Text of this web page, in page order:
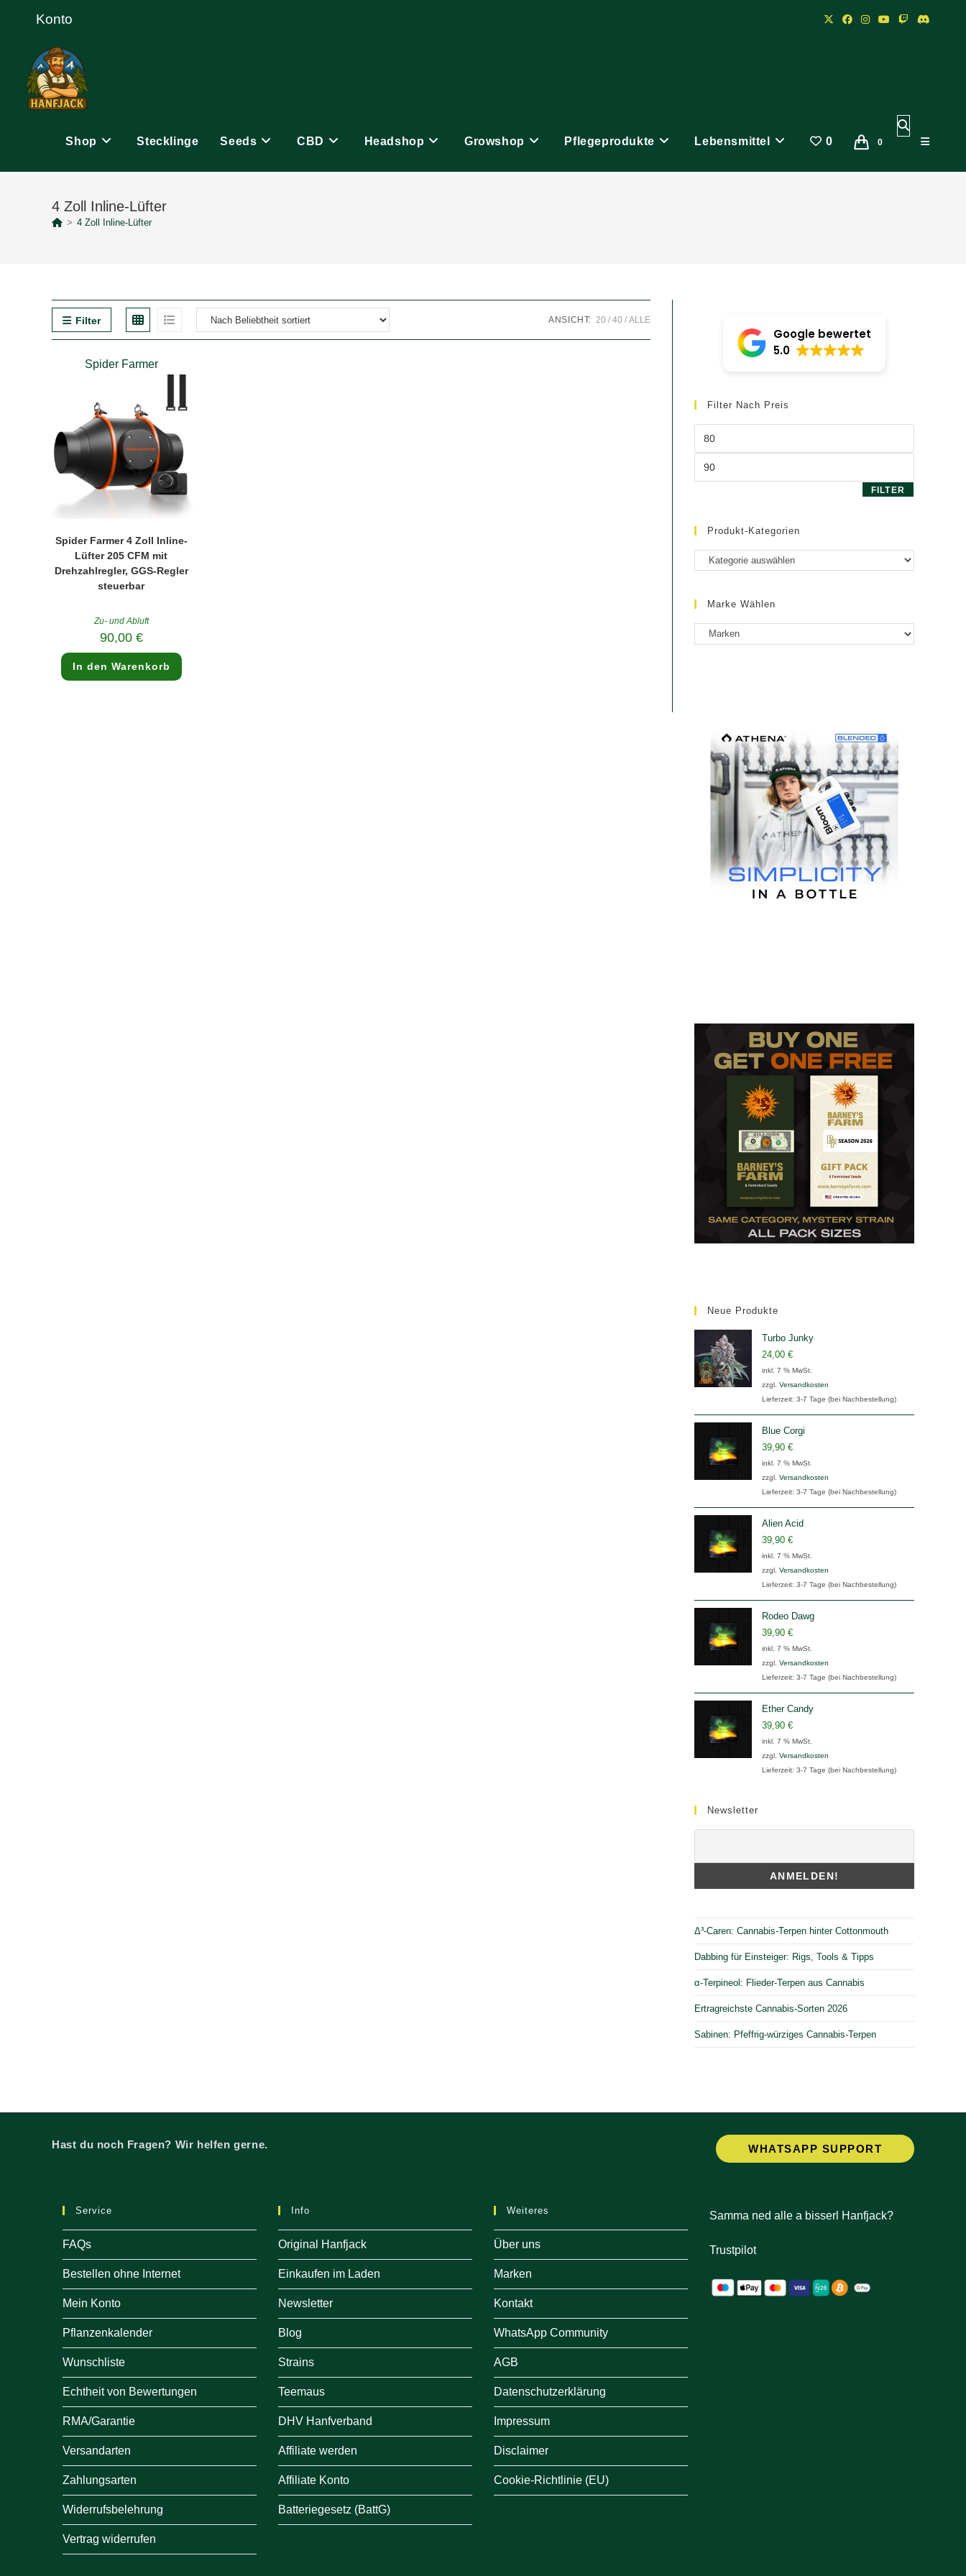
Konto
Shop Stecklinge Seeds CBD Headshop Growshop Pflegeprodukte Lebensmittel 0 0
Website-
Suche
4 Zoll Inline-Lüfter
> 4 Zoll Inline-Lüfter
Filter ANSICHT: 20 40 ALLE
Spider Farmer
Spider Farmer 4 Zoll Inline-
Lüfter 205 CFM mit
Drehzahlregler, GGS-Regler
steuerbar
Zu- und Abluft
90,00 €
In den Warenkorb
Google bewertet
5.0
Filter Nach Preis
FILTER
Produkt-Kategorien
Marke Wählen
Neue Produkte
Turbo Junky
24,00 €
inkl. 7 % MwSt.
zzgl. Versandkosten
Lieferzeit: 3-7 Tage (bei Nachbestellung)
Blue Corgi
39,90 €
inkl. 7 % MwSt.
zzgl. Versandkosten
Lieferzeit: 3-7 Tage (bei Nachbestellung)
Alien Acid
39,90 €
inkl. 7 % MwSt.
zzgl. Versandkosten
Lieferzeit: 3-7 Tage (bei Nachbestellung)
Rodeo Dawg
39,90 €
inkl. 7 % MwSt.
zzgl. Versandkosten
Lieferzeit: 3-7 Tage (bei Nachbestellung)
Ether Candy
39,90 €
inkl. 7 % MwSt.
zzgl. Versandkosten
Lieferzeit: 3-7 Tage (bei Nachbestellung)
Newsletter
Δ³-Caren: Cannabis-Terpen hinter Cottonmouth
Dabbing für Einsteiger: Rigs, Tools & Tipps
α-Terpineol: Flieder-Terpen aus Cannabis
Ertragreichste Cannabis-Sorten 2026
Sabinen: Pfeffrig-würziges Cannabis-Terpen
Hast du noch Fragen? Wir helfen gerne. WHATSAPP SUPPORT
Opens
Service
FAQs
Bestellen ohne Internet
Mein Konto
Pflanzenkalender
Wunschliste
Echtheit von Bewertungen
RMA/Garantie
Versandarten
Zahlungsarten
Widerrufsbelehrung
Vertrag widerrufen
Info
Original Hanfjack
Einkaufen im Laden
Newsletter
Blog
Strains
Teemaus
DHV Hanfverband
Affiliate werden
Affiliate Konto
Batteriegesetz (BattG)
Weiteres
Über uns
Marken
Kontakt
WhatsApp Community
AGB
Datenschutzerklärung
Impressum
Disclaimer
Cookie-Richtlinie (EU)
Samma ned alle a bisserl Hanfjack?
Trustpilot